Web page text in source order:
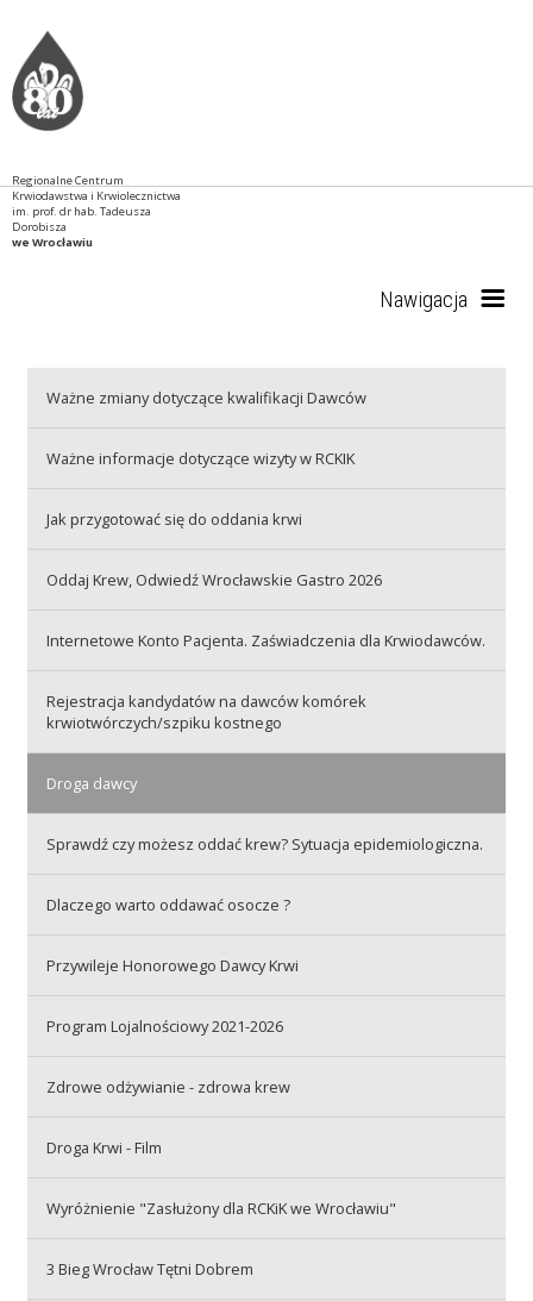
Regionalne Centrum
Krwiodawstwa i Krwiolecznictwa
im. prof. dr hab. Tadeusza
Dorobisza
we Wrocławiu
Nawigacja
Akcje wyjazdowe
Szpitale
Badania
Przetargi
Kontakt
Ważne zmiany dotyczące kwalifikacji Dawców
Ważne informacje dotyczące wizyty w RCKIK
Jak przygotować się do oddania krwi
Oddaj Krew, Odwiedź Wrocławskie Gastro 2026
Internetowe Konto Pacjenta. Zaświadczenia dla Krwiodawców.
Rejestracja kandydatów na dawców komórek
krwiotwórczych/szpiku kostnego
Droga dawcy
Sprawdź czy możesz oddać krew? Sytuacja epidemiologiczna.
Dlaczego warto oddawać osocze ?
Przywileje Honorowego Dawcy Krwi
Program Lojalnościowy 2021-2026
Zdrowe odżywianie - zdrowa krew
Droga Krwi - Film
Wyróżnienie "Zasłużony dla RCKiK we Wrocławiu"
3 Bieg Wrocław Tętni Dobrem